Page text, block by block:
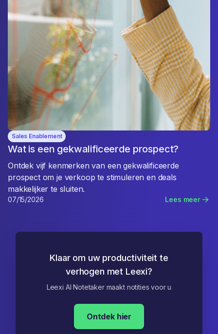
Sales Enablement
Wat is een gekwalificeerde prospect?
Ontdek vijf kenmerken van een gekwalificeerde
prospect om je verkoop te stimuleren en deals
makkelijker te sluiten.
07/15/2026 Lees meer
Klaar om uw productiviteit te
verhogen met Leexi?
Leexi AI Notetaker maakt notities voor u
Ontdek hier